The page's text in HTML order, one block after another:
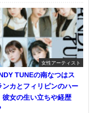
女性アーティスト
TUNEの南なつはス
ンカとフィリピンのハー
彼女の生い立ちや経歴